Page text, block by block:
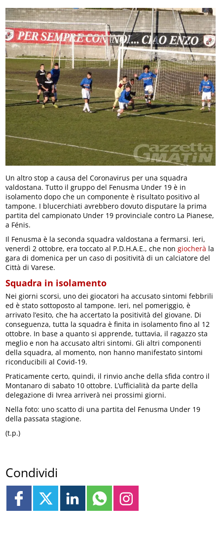
Un altro stop a causa del Coronavirus per una squadra
valdostana. Tutto il gruppo del Fenusma Under 19 è in
isolamento dopo che un componente è risultato positivo al
tampone. I blucerchiati avrebbero dovuto disputare la prima
partita del campionato Under 19 provinciale contro La Pianese,
a Fénis.
Il Fenusma è la seconda squadra valdostana a fermarsi. Ieri,
venerdì 2 ottobre, era toccato al P.D.H.A.E., che nongiocherà la
gara di domenica per un caso di positività di un calciatore del
Città di Varese.
Squadra in isolamento
Nei giorni scorsi, uno dei giocatori ha accusato sintomi febbrili
ed è stato sottoposto al tampone. Ieri, nel pomeriggio, è
arrivato l’esito, che ha accertato la positività del giovane. Di
conseguenza, tutta la squadra è finita in isolamento fino al 12
ottobre. In base a quanto si apprende, tuttavia, il ragazzo sta
meglio e non ha accusato altri sintomi. Gli altri componenti
della squadra, al momento, non hanno manifestato sintomi
riconducibili al Covid-19.
Praticamente certo, quindi, il rinvio anche della sfida contro il
Montanaro di sabato 10 ottobre. L’ufficialità da parte della
delegazione di Ivrea arriverà nei prossimi giorni.
Nella foto: uno scatto di una partita del Fenusma Under 19
della passata stagione.
(t.p.)
Condividi